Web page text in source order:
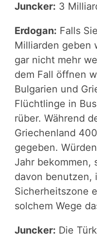
Juncker: 3
Erdogan: Falls
Milliarden geben
gar nicht mehr
dem Fall öffnen
Bulgarien und
Flüchtlinge in
rüber. Während
Griechenland
gegeben.
Jahr bekommen,
davon benutzen,
Sicherheitszone
solchem Wege
Juncker: Die